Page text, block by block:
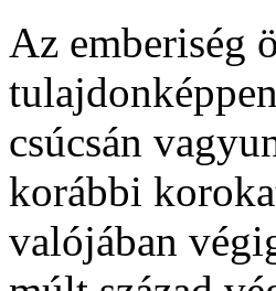
Az emberiség
csúcsán
korábbi
valójában